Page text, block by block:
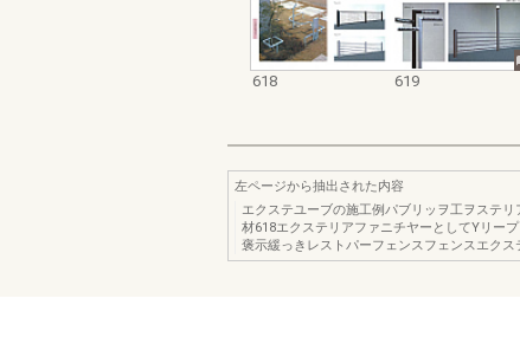
618 619
左ページから抽出された内容
エクステユーブの施工例パブリッヲ工ヲステリ
材618エクステリアファニチヤーとしてYリー
褒示緩っきレストパーフェンスフェンスエクス